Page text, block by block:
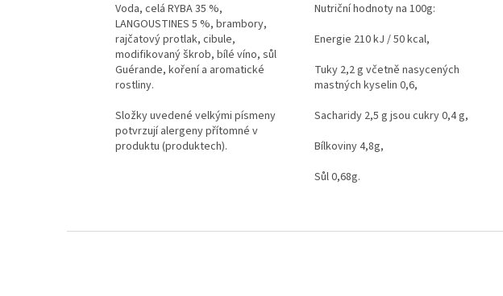
Voda, celá RYBA 35 %,
LANGOUSTINES 5 %, brambory,
rajčatový protlak, cibule,
modifikovaný škrob, bílé víno, sůl
Guérande, koření a aromatické
rostliny.
Složky uvedené velkými písmeny
potvrzují alergeny přítomné v
produktu (produktech).
Nutriční hodnoty na 100g:
Energie 210 kJ / 50 kcal,
Tuky 2,2 g včetně nasycených
mastných kyselin 0,6,
Sacharidy 2,5 g jsou cukry 0,4 g,
Bílkoviny 4,8g,
Sůl 0,68g.